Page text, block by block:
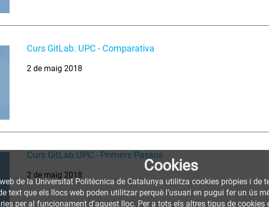
Curs GitLab. UPC - Comparativa
2 de maig 2018
Curs GitLab.UPC - Primers Passos
2 de maig 2018
Cookies
de la Universitat Politècnica de Catalunya utilitza cookies pròpies i de
text que els llocs web poden utilitzar perquè l’usuari en pugui fer un ús
per al funcionament d'aquest lloc. Per a tots els altres tipus de